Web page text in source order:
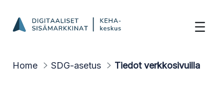
Home SDG-asetus Tiedot verkkosivuilla